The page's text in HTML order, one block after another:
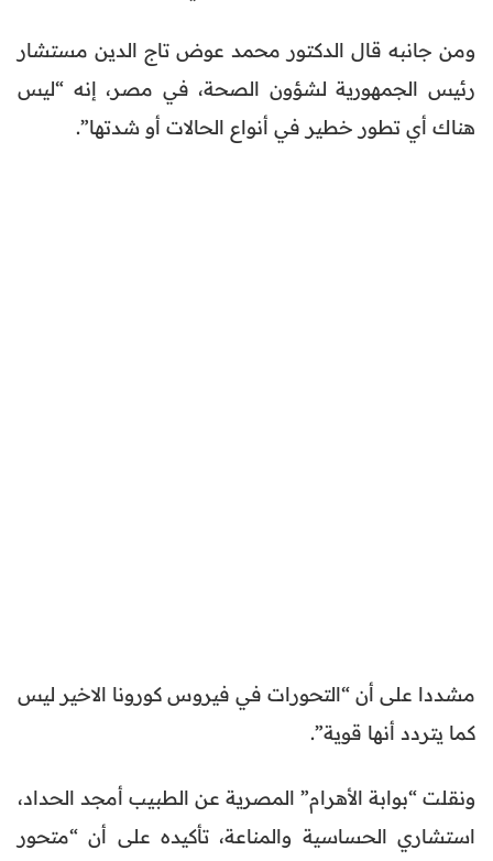
ومن جانبه قال الدكتور محمد عوض تاج الدين مستشار
رئيس الجمهورية لشؤون الصحة، في مصر، إنه “ليس
هناك أي تطور خطير في أنواع الحالات أو شدتها”.
مشددا على أن “التحورات في فيروس كورونا الاخير ليس
كما يتردد أنها قوية”.
ونقلت “بوابة الأهرام” المصرية عن الطبيب أمجد الحداد،
استشاري الحساسية والمناعة، تأكيده على أن “متحور